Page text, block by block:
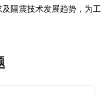
隔震技术发展趋势，为工